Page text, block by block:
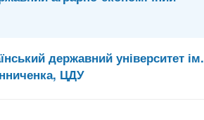
державний університет ім.
ЦДУ